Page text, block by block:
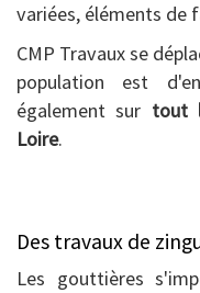
variées, éléments de
CMP Travaux se
population est
également sur tout
Loire.
Des travaux de
Les gouttières